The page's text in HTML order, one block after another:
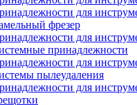
для
фрезер
для
принадлежности
для
пылеудаления
для